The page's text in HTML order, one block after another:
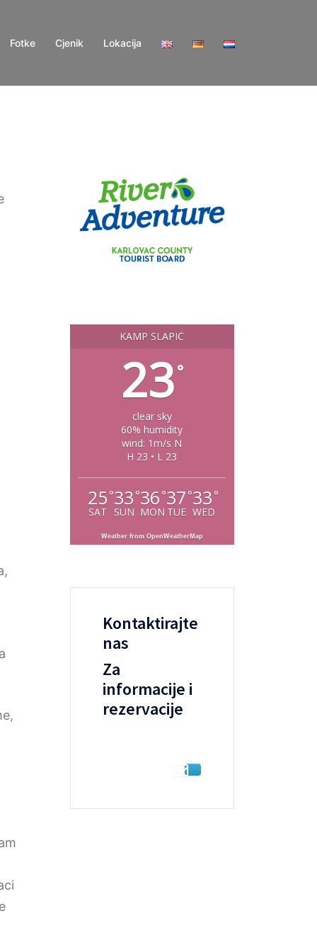
Fotke Cjenik Lokacija
KAMP SLAPIĆ
23°
clear sky
60% humidity
wind: 1m/s N
H 23 • L 23
25°
SAT
33°
SUN
36°
MON
37°
TUE
33°
WED
Weather from OpenWeatherMap
Kontaktirajte
nas
Za
informacije i
rezervacije